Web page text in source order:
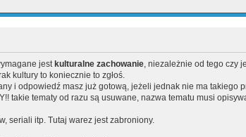
jest kulturalne zachowanie, niezależnie od tego czy
kultury to koniecznie to zgłoś.
i odpowiedź masz już gotową, jeżeli jednak nie ma takiego
takie tematy od razu są usuwane, nazwa tematu musi
seriali itp. Tutaj warez jest zabroniony.